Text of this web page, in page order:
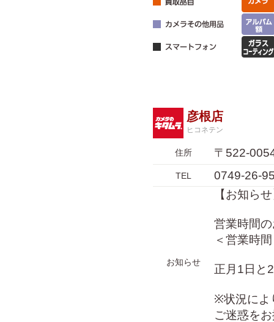
彦根店
ヒコネテン
住所 〒522-
TEL 0749-26-
お知らせ
【お知ら
営業時間
＜営業時
正月1日と
※状況によ
ご迷惑を